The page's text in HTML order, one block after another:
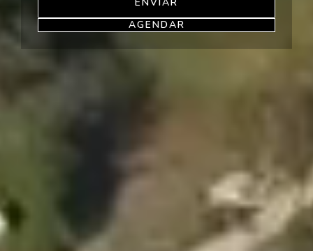
AGENDAR